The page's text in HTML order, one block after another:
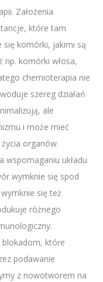
Założenia
które tam
się komórki, jakimi są
komórki włosa,
chemioterapia nie
szereg działań
ale
i może mieć
organów.
wspomaganiu układu
wymknie się spod
się też
różnego
blokadom, które
podawanie
z nowotworem na